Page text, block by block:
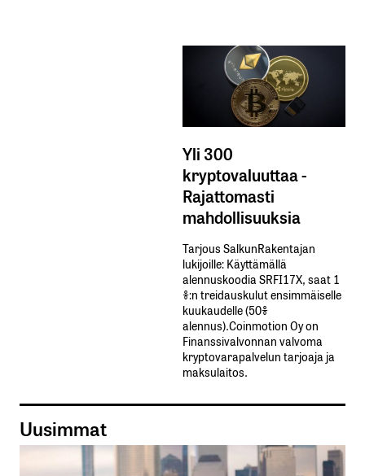
Yli 300
kryptovaluuttaa -
Rajattomasti
mahdollisuuksia
Tarjous SalkunRakentajan
lukijoille: Käyttämällä​ ​
alennuskoodia​ ​SRFI17X,​ ​saat​ ​1
%:n treidauskulut​ ​ensimmäiselle​ ​
kuukaudelle​ ​(50%​ ​
alennus).Coinmotion Oy on
Finanssivalvonnan valvoma
kryptovarapalvelun tarjoaja ja
maksulaitos.
Uusimmat